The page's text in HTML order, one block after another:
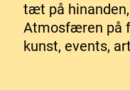
tæt på
Atmosfæren på
kunst, events,